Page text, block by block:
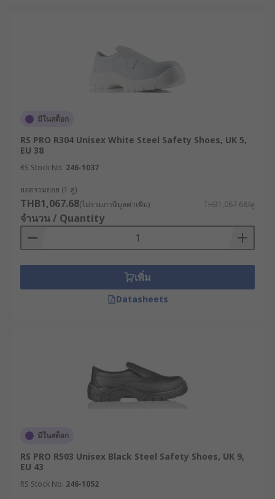
งานก่อสร้างและวิศวกรรม : ใช้รองเท้าเซฟตี้หัว
เหล็กหรือหัวคอมโพสิต พร้อมพื้นกันเจาะ เพื่อ
ป้องกันแรงกระแทกและวัตถุมีคม
รองเท้านิรภัยที่ทนต่อแรงกดทับ มีพื้นกันลื่น และ
บางกรณีต้องมีคุณสมบัติป้องกันไฟฟ้าสถิต (ESD)
น้ำหนักเบา ช่วยลดความเมื่อยล้าในการเดินหรือ
ยืนเป็นเวลานาน พร้อมหัวรองเท้านิรภัยเพื่อ
ป้องกันของตกหล่น
ครัวอุตสาหกรรมและโรงงานอาหาร : ใช้รองเท้า
เพื่อความปลอดภัยบนพื้นเปียก
งานซ่อมบำรุงและงานภาคสนาม : รองเท้าหัว
คุณภาพสูงจากแบรนด์ชั้นนำ
นำ ที่ผ่านการรับรองด้านคุณภาพ ไม่ว่าจะเป็น
UPower, Jalas ,Honeywell Safety และแบรนด์ของ
เราเองอย่าง
โดยคุณสามารถซื้อรองเท้าหัว
เหล็ก รองเท้าหุ้มข้อ และรองเท้านิรภัยประเภทต่าง ๆ
มีในสต็อก
RS PRO R304 Unisex White Steel Safety Shoes, UK 5,
EU 38
RS Stock No. 246-1037
ยอดรวมย่อย (1 คู่)
THB1,067.68(ไม่รวมภาษีมูลค่าเพิ่ม) THB1,067.68/คู่
จำนวน / Quantity
เพิ่ม
Datasheets
มีในสต็อก
RS PRO R503 Unisex Black Steel Safety Shoes, UK 9,
EU 43
RS Stock No. 246-1052